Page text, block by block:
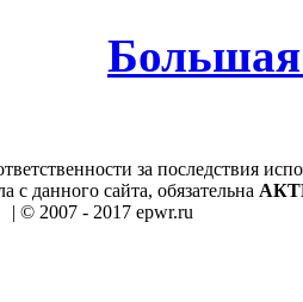
Большая
за последствия
данного сайта, обязательна
| © 2007 - 2017 epwr.ru